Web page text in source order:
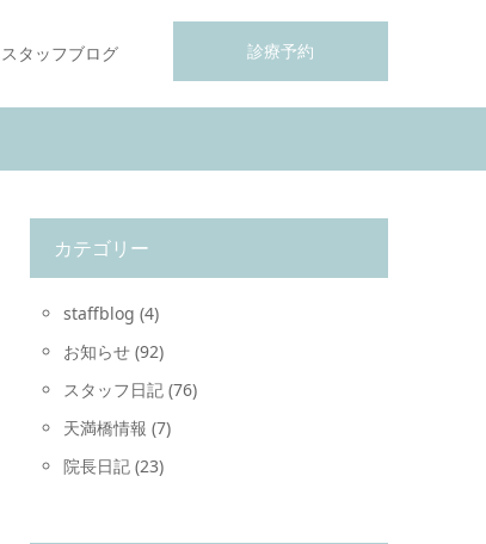
診療予約
スタッフブログ
カテゴリー
staffblog (4)
お知らせ (92)
スタッフ日記 (76)
天満橋情報 (7)
院長日記 (23)